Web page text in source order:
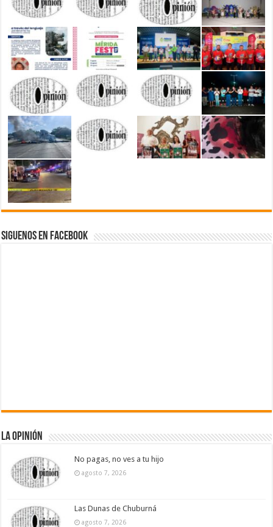
Siguenos en Facebook
La Opinión
No pagas, no ves a tu hijo
agosto 7, 2026
Las Dunas de Chuburná
agosto 7, 2026